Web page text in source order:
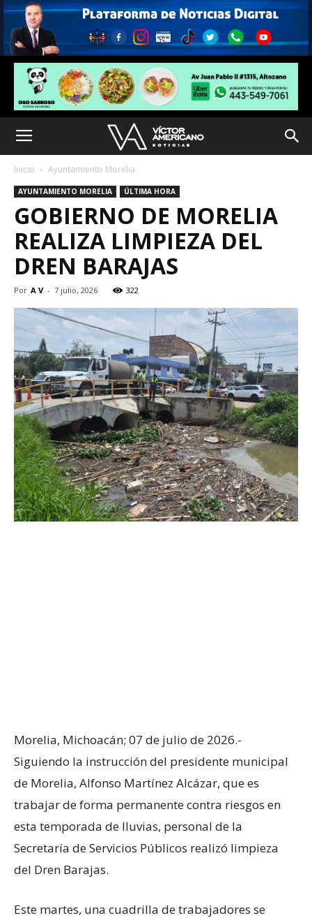
Inicio Ayuntamiento Morelia
AYUNTAMIENTO MORELIA ÚLTIMA HORA
GOBIERNO DE MORELIA
REALIZA LIMPIEZA DEL
DREN BARAJAS
Por A V - 7 julio, 2026 322
Morelia, Michoacán; 07 de julio de 2026.-
Siguiendo la instrucción del presidente municipal
de Morelia, Alfonso Martínez Alcázar, que es
trabajar de forma permanente contra riesgos en
esta temporada de lluvias, personal de la
Secretaría de Servicios Públicos realizó limpieza
del Dren Barajas.
Este martes, una cuadrilla de trabajadores se